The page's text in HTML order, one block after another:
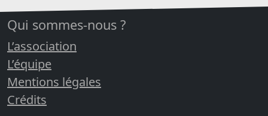
Qui sommes-nous ?
L’association
L’équipe
Mentions légales
Crédits